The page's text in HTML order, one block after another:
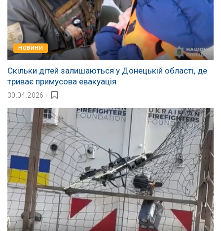
НОВИНИ
Скільки дітей залишаються у Донецькій області, де
триває примусова евакуація
30.04.2026